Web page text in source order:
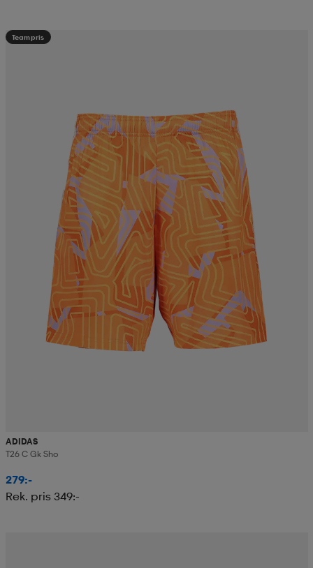
Teampris
ADIDAS
T26 C Gk Sho
279:-
Rek. pris 349:-